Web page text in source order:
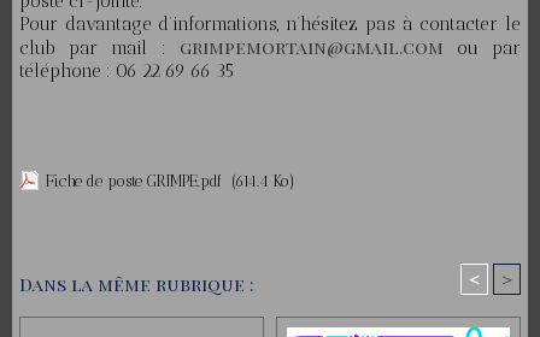
Pour davantage d’informations, n’hésitez pas à contacter le
club par mail : grimpemortain@gmail.com ou par
téléphone : 06 22 69 66 35
Fiche de poste GRIMPE.pdf (614.4 Ko)
Dans la même rubrique : < >